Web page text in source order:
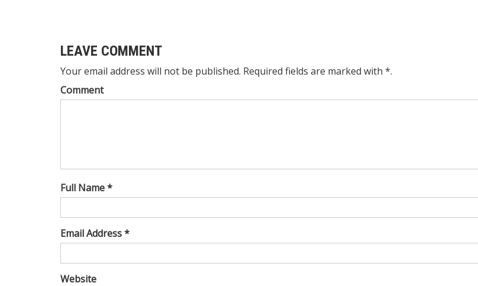
LEAVE COMMENT
Your email address will not be published. Required fields are marked with *.
Comment
Full Name *
Email Address *
Website